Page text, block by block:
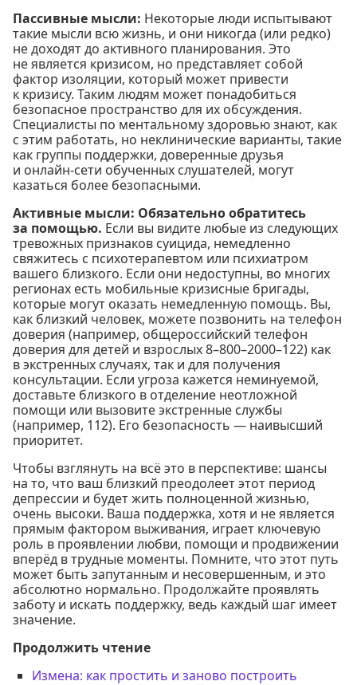
Пассивные мысли: Некоторые люди испытывают
такие мысли всю жизнь, и они никогда (или редко)
не доходят до активного планирования. Это
не является кризисом, но представляет собой
фактор изоляции, который может привести
к кризису. Таким людям может понадобиться
безопасное пространство для их обсуждения.
Специалисты по ментальному здоровью знают, как
с этим работать, но неклинические варианты, такие
как группы поддержки, доверенные друзья
и онлайн-сети обученных слушателей, могут
казаться более безопасными.
Активные мысли: Обязательно обратитесь
за помощью. Если вы видите любые из следующих
тревожных признаков суицида, немедленно
свяжитесь с психотерапевтом или психиатром
вашего близкого. Если они недоступны, во многих
регионах есть мобильные кризисные бригады,
которые могут оказать немедленную помощь. Вы,
как близкий человек, можете позвонить на телефон
доверия (например, общероссийский телефон
доверия для детей и взрослых 8–800–2000–122) как
в экстренных случаях, так и для получения
консультации. Если угроза кажется неминуемой,
доставьте близкого в отделение неотложной
помощи или вызовите экстренные службы
(например, 112). Его безопасность — наивысший
приоритет.
Чтобы взглянуть на всё это в перспективе: шансы
на то, что ваш близкий преодолеет этот период
депрессии и будет жить полноценной жизнью,
очень высоки. Ваша поддержка, хотя и не является
прямым фактором выживания, играет ключевую
роль в проявлении любви, помощи и продвижении
вперёд в трудные моменты. Помните, что этот путь
может быть запутанным и несовершенным, и это
абсолютно нормально. Продолжайте проявлять
заботу и искать поддержку, ведь каждый шаг имеет
значение.
Продолжить чтение
Измена: как простить и заново построить